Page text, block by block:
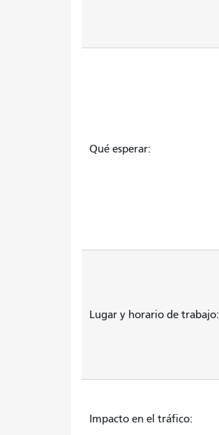
Qué esperar:
Lugar y horario de trabajo:
Impacto en el tráfico: